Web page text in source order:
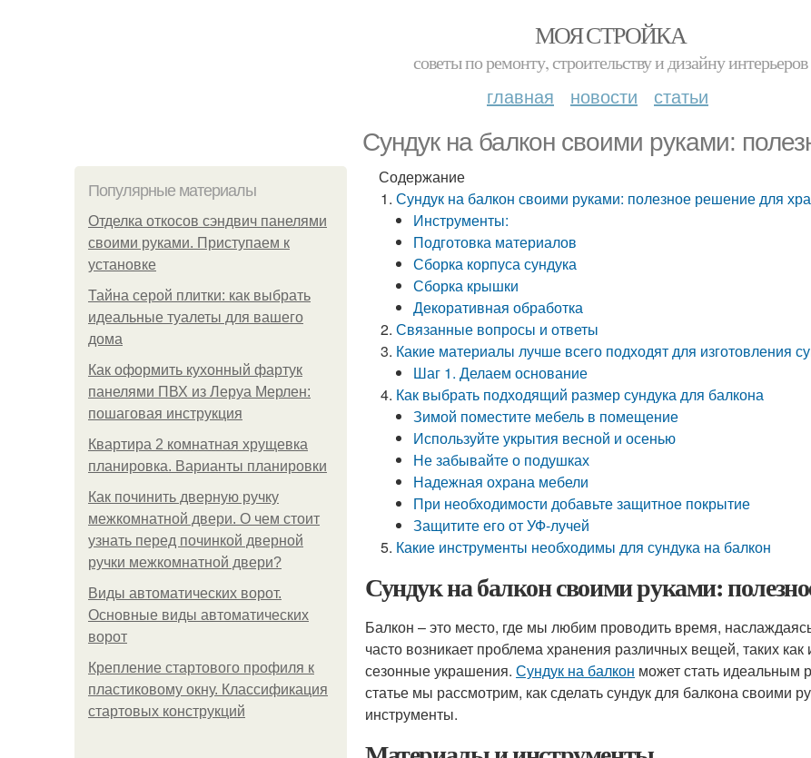
МОЯ СТРОЙКА
советы по ремонту, строительству и дизайну интерьеров
главная новости статьи
Сундук на балкон своими руками:
Популярные материалы
Отделка откосов сэндвич панелями
своими руками. Приступаем к
установке
Тайна серой плитки: как выбрать
идеальные туалеты для вашего
дома
Как оформить кухонный фартук
панелями ПВХ из Леруа Мерлен:
пошаговая инструкция
Квартира 2 комнатная хрущевка
планировка. Варианты планировки
Как починить дверную ручку
межкомнатной двери. О чем стоит
узнать перед починкой дверной
ручки межкомнатной двери?
Виды автоматических ворот.
Основные виды автоматических
ворот
Крепление стартового профиля к
пластиковому окну. Классификация
стартовых конструкций
Содержание
Сундук на балкон своими руками: полезное решение для
Инструменты:
Подготовка материалов
Сборка корпуса сундука
Сборка крышки
Декоративная обработка
Связанные вопросы и ответы
Какие материалы лучше всего подходят для изготовления
Шаг 1. Делаем основание
Как выбрать подходящий размер сундука для балкона
Зимой поместите мебель в помещение
Используйте укрытия весной и осенью
Не забывайте о подушках
Надежная охрана мебели
При необходимости добавьте защитное покрытие
Защитите его от УФ-лучей
Какие инструменты необходимы для сундука на балкон
Сундук на балкон своими руками:
Балкон – это место, где мы любим проводить время,
часто возникает проблема хранения различных вещей, таких
сезонные украшения. Сундук на балкон может стать идеальным
статье мы рассмотрим, как сделать сундук для балкона своими
инструменты.